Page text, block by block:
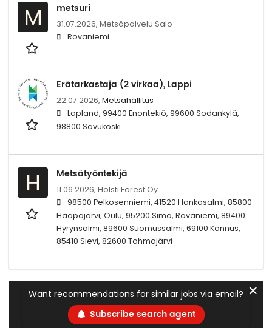
M metsuri
31.07.2026, Metsäpalvelu Salo
Rovaniemi
Erätarkastaja (2 virkaa), Lappi
22.07.2026, Metsähallitus
Lapland, 99400 Enontekiö, 99600 Sodankylä,
98800 Savukoski
H Metsätyöntekijä
11.06.2026, Holsti Forest Oy
98500 Pelkosenniemi, 41520 Hankasalmi, 85800
Haapajärvi, Oulu, 95200 Simo, Rovaniemi, 89400
Hyrynsalmi, 89600 Suomussalmi, 69100 Kannus,
85410 Sievi, 82600 Tohmajärvi
Want recommendations for similar jobs via email?
Subscribe search agent
✕